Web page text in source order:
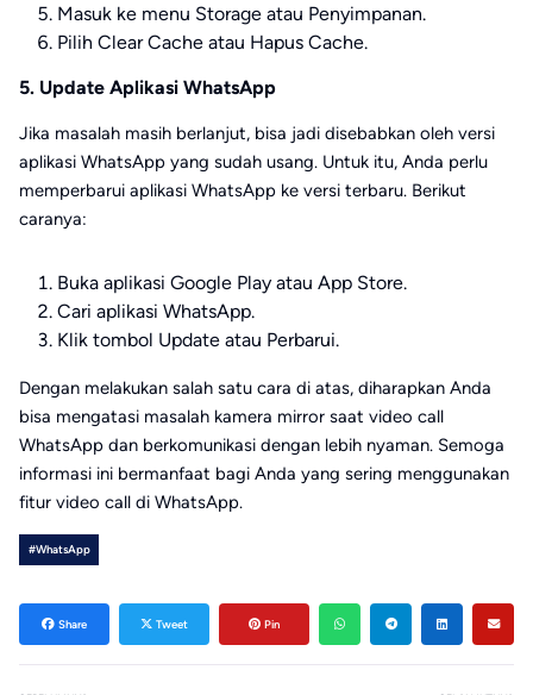
Masuk ke menu Storage atau Penyimpanan.
Pilih Clear Cache atau Hapus Cache.
5. Update Aplikasi WhatsApp
Jika masalah masih berlanjut, bisa jadi disebabkan oleh versi
aplikasi WhatsApp yang sudah usang. Untuk itu, Anda perlu
memperbarui aplikasi WhatsApp ke versi terbaru. Berikut
caranya:
Buka aplikasi Google Play atau App Store.
Cari aplikasi WhatsApp.
Klik tombol Update atau Perbarui.
Dengan melakukan salah satu cara di atas, diharapkan Anda
bisa mengatasi masalah kamera mirror saat video call
WhatsApp dan berkomunikasi dengan lebih nyaman. Semoga
informasi ini bermanfaat bagi Anda yang sering menggunakan
fitur video call di WhatsApp.
#WhatsApp
Share Tweet Pin